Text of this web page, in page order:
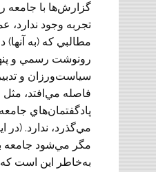
گزارش‌ها با جامعه
تجربه وجود ندارد،
مطالبي كه (به آنها)
رونوشت رسمي و
سياست‌ورزان و
فاصله مي‌افتد،
پادگفتمان‌هاي
مي‌گذرد، ندارد.
مگر مي‌شود جامعه
به‌خاطر اين است